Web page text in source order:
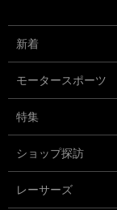
新着
モータースポーツ
特集
ショップ探訪
レーサーズ